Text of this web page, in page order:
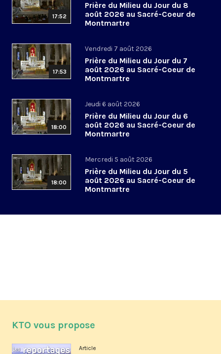
17:52
Prière du Milieu du Jour du 8
août 2026 au Sacré-Coeur de
Montmartre
17:53
Vendredi 7 août 2026
Prière du Milieu du Jour du 7
août 2026 au Sacré-Coeur de
Montmartre
18:00
Jeudi 6 août 2026
Prière du Milieu du Jour du 6
août 2026 au Sacré-Coeur de
Montmartre
18:00
Mercredi 5 août 2026
Prière du Milieu du Jour du 5
août 2026 au Sacré-Coeur de
Montmartre
KTO vous propose
Article